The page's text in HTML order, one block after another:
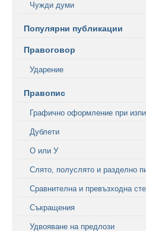
Чужди думи
Популярни публикации
Правоговор
Ударение
Правопис
Графично оформление при
Дублети
О или У
Слято, полуслято и разделно
Сравнителна и превъзходна
Съкращения
Удвояване на предлози